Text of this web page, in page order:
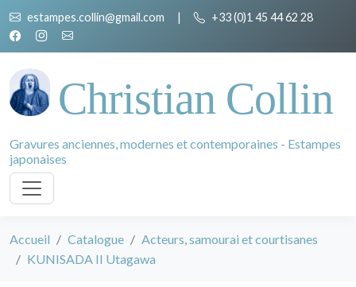
estampes.collin@gmail.com | +33 (0)1 45 44 62 28
Christian Collin
Gravures anciennes, modernes et contemporaines - Estampes
japonaises
Accueil Catalogue
Acteurs, samourai et courtisanes
KUNISADA II Utagawa